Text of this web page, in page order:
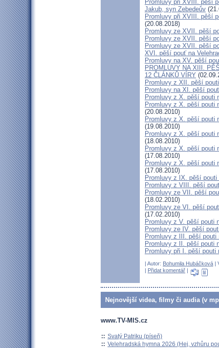
Promluvy při XVIII. pěší
Jakub, syn Zebedeův
Promluvy při XVIII. pěší
(20.08.2018)
Promluvy ze XVII. pěší
Promluvy ze XVII. pěší
Promluvy ze XVII. pěší
XVI. pěší pouť na
Promluvy na XV. pěší
PROMLUVY NA XIII.
12 ČLÁNKŮ VÍRY
Promluvy z XII. pěší
Promluvy na XI. pěší
Promluvy z X. pěší pouti
Promluvy z X. pěší pouti
(20.08.2010)
Promluvy z X. pěší pouti
(19.08.2010)
Promluvy z X. pěší pouti
(18.08.2010)
Promluvy z X. pěší pouti
(17.08.2010)
Promluvy z X. pěší pouti
(17.08.2010)
Promluvy z IX. pěší
Promluvy z VIII. pěší
Promluvy ze VII. pěší
(18.02.2010)
Promluvy ze VI. pěší
(17.02.2010)
Promluvy z V. pěší pouti
Promluvy ze IV. pěší
Promluvy z III. pěší pouti
Promluvy z II. pěší pouti
Promluvy při I. pěší pouti
| Autor: Bohumila Hubáčková |
Přidat komentář
Nejnovější videa, filmy či audia (v
www.TV-MIS.cz
:: Svatý Patriku (píseň)
:: Velehradská hymna 2026 (Hej, vzhůru